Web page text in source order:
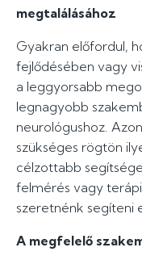
megtalálásához
Gyakran előfordul,
fejlődésében vagy
a leggyorsabb
legnagyobb
neurológushoz.
szükséges rögtön
célzottabb
felmérés vagy
szeretnénk segíteni
A megfelelő